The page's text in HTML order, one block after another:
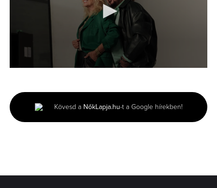
minutes,
2
seconds
Kövesd a NőkLapja.hu-t a Google hírekben!